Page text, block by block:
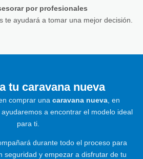
por profesionales
te ayudará a tomar una mejor decisión.
tu caravana nueva
comprar una caravana nueva , en
ayudaremos a encontrar el modelo ideal
para ti.
durante todo el proceso para
seguridad y empezar a disfrutar de tu